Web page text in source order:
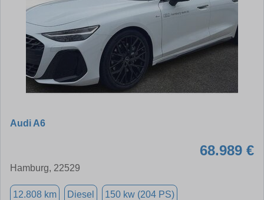
Audi A6
68.989 €
Hamburg, 22529
12.808 km Diesel 150 kw (204 PS)